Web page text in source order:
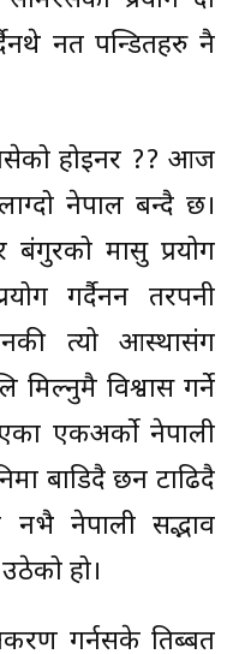
नत पन्डितहरु नै
होइनर ?? आज
नेपाल बन्दै छ।
मासु प्रयोग
गर्दैनन तरपनी
त्यो आस्थासंग
मिल्नुमै विश्वास गर्ने
एकअर्को नेपाली
बाडिदै छन टाढिदै
नभै नेपाली सद्भाव
हो।
गर्नसके तिब्बत